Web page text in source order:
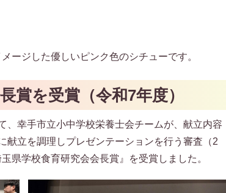
ージした優しいピンク色のシチューです。
賞を受賞（令和7年度）
、幸手市立小中学校栄養士会チームが、献立内容
献立を調理しプレゼンテーションを行う審査（2
県学校食育研究会会長賞』を受賞しました。